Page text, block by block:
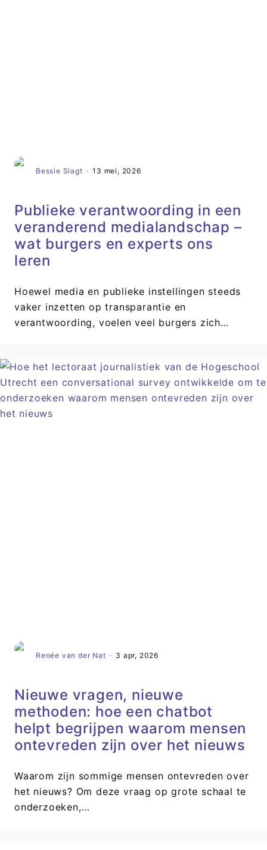
Bessie Slagt · 13 mei, 2026
Publieke verantwoording in een
veranderend medialandschap –
wat burgers en experts ons
leren
Hoewel media en publieke instellingen steeds
vaker inzetten op transparantie en
verantwoording, voelen veel burgers zich…
Renée van der Nat · 3 apr, 2026
Nieuwe vragen, nieuwe
methoden: hoe een chatbot
helpt begrijpen waarom mensen
ontevreden zijn over het nieuws
Waarom zijn sommige mensen ontevreden over
het nieuws? Om deze vraag op grote schaal te
onderzoeken,…